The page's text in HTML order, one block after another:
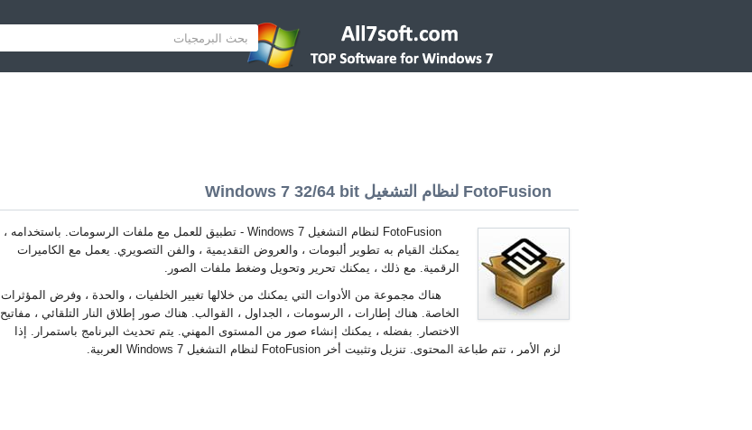
FotoFusion لنظام التشغيل Windows 7 32/64 bit
FotoFusion لنظام التشغيل Windows 7 - تطبيق للعمل مع ملفات الرسومات. باستخدامه ،
يمكنك القيام به تطوير ألبومات ، والعروض التقديمية ، والفن التصويري. يعمل مع الكاميرات
الرقمية. مع ذلك ، يمكنك تحرير وتحويل وضغط ملفات الصور.
هناك مجموعة من الأدوات التي يمكنك من خلالها تغيير الخلفيات ، والحدة ، وفرض المؤثرات
الخاصة. هناك إطارات ، الرسومات ، الجداول ، القوالب. هناك صور إطلاق النار التلقائي ، مفاتيح
الاختصار. بفضله ، يمكنك إنشاء صور من المستوى المهني. يتم تحديث البرنامج باستمرار. إذا
لزم الأمر ، تتم طباعة المحتوى. تنزيل وتثبيت أخر FotoFusion لنظام التشغيل Windows 7 العربية.